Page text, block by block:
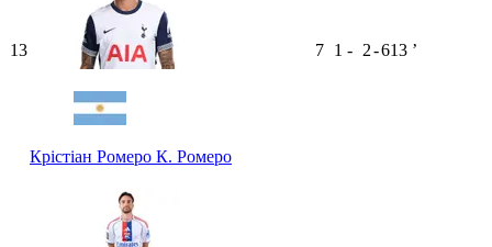
13
Крістіан Ромеро К. Ромеро
7 1 - 2-613 ʼ